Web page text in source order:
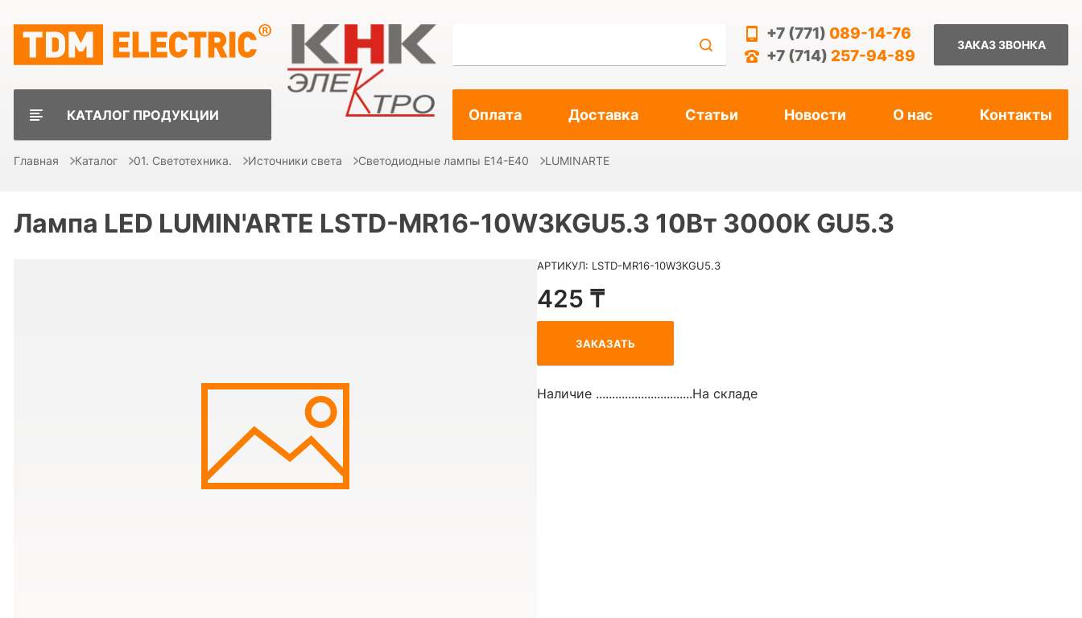
+7 (771) 089-14-76
+7 (714) 257-94-89
ЗАКАЗ ЗВОНКА
КАТАЛОГ ПРОДУКЦИИ Оплата Доставка Статьи Новости О нас Контакты
Главная Каталог 01. Светотехника. Источники света Светодиодные лампы E14-E40 LUMINARTE
Лампа LED LUMIN'ARTE LSTD-MR16-10W3KGU5.3 10Вт 3000K GU5.3
АРТИКУЛ: LSTD-MR16-10W3KGU5.3
425 ₸
ЗАКАЗАТЬ
Наличие ..............................На складе